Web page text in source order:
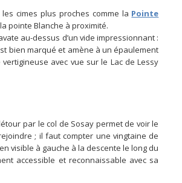
cimes plus proches comme la Pointe
pointe Blanche à proximité.
au-dessus d’un vide impressionnant :
bien marqué et amène à un épaulement
avec vue sur le Lac de Lessy
par le col de Sosay permet de voir le
; il faut compter une vingtaine de
visible à gauche à la descente le long du
accessible et reconnaissable avec sa